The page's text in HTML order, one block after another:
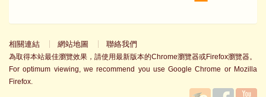
相關連結 網站地圖 聯絡我們
為取得本站最佳瀏覽效果，請使用最新版本的Chrome瀏覽器或Firefox瀏覽器。
For optimum viewing, we recommend you use Google Chrome or Mozilla
Firefox.